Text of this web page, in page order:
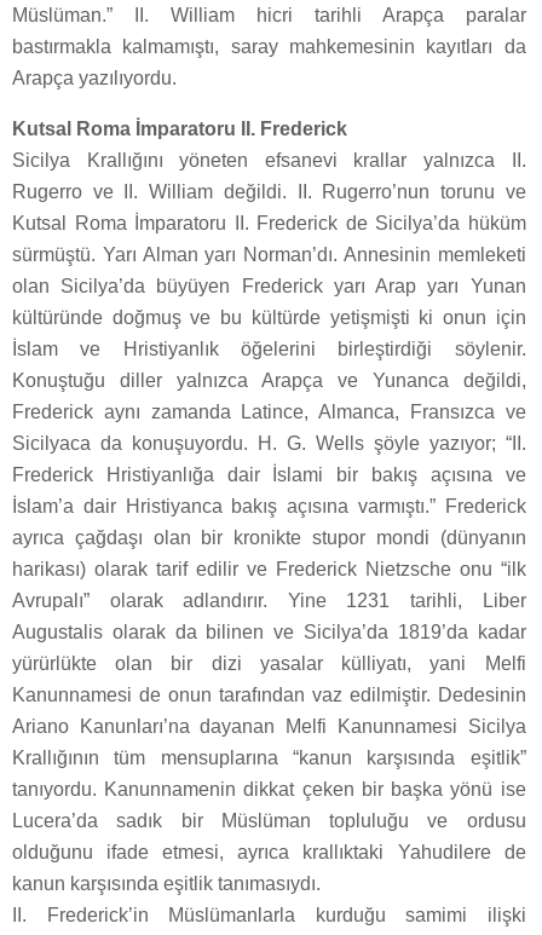
Müslüman.” II. William hicri tarihli Arapça paralar
bastırmakla kalmamıştı, saray mahkemesinin kayıtları da
Arapça yazılıyordu.
Kutsal Roma İmparatoru II. Frederick
Sicilya Krallığını yöneten efsanevi krallar yalnızca II.
Rugerro ve II. William değildi. II. Rugerro’nun torunu ve
Kutsal Roma İmparatoru II. Frederick de Sicilya’da hüküm
sürmüştü. Yarı Alman yarı Norman’dı. Annesinin memleketi
olan Sicilya’da büyüyen Frederick yarı Arap yarı Yunan
kültüründe doğmuş ve bu kültürde yetişmişti ki onun için
İslam ve Hristiyanlık öğelerini birleştirdiği söylenir.
Konuştuğu diller yalnızca Arapça ve Yunanca değildi,
Frederick aynı zamanda Latince, Almanca, Fransızca ve
Sicilyaca da konuşuyordu. H. G. Wells şöyle yazıyor; “II.
Frederick Hristiyanlığa dair İslami bir bakış açısına ve
İslam’a dair Hristiyanca bakış açısına varmıştı.” Frederick
ayrıca çağdaşı olan bir kronikte stupor mondi (dünyanın
harikası) olarak tarif edilir ve Frederick Nietzsche onu “ilk
Avrupalı” olarak adlandırır. Yine 1231 tarihli, Liber
Augustalis olarak da bilinen ve Sicilya’da 1819’da kadar
yürürlükte olan bir dizi yasalar külliyatı, yani Melfi
Kanunnamesi de onun tarafından vaz edilmiştir. Dedesinin
Ariano Kanunları’na dayanan Melfi Kanunnamesi Sicilya
Krallığının tüm mensuplarına “kanun karşısında eşitlik”
tanıyordu. Kanunnamenin dikkat çeken bir başka yönü ise
Lucera’da sadık bir Müslüman topluluğu ve ordusu
olduğunu ifade etmesi, ayrıca krallıktaki Yahudilere de
kanun karşısında eşitlik tanımasıydı.
II. Frederick’in Müslümanlarla kurduğu samimi ilişki